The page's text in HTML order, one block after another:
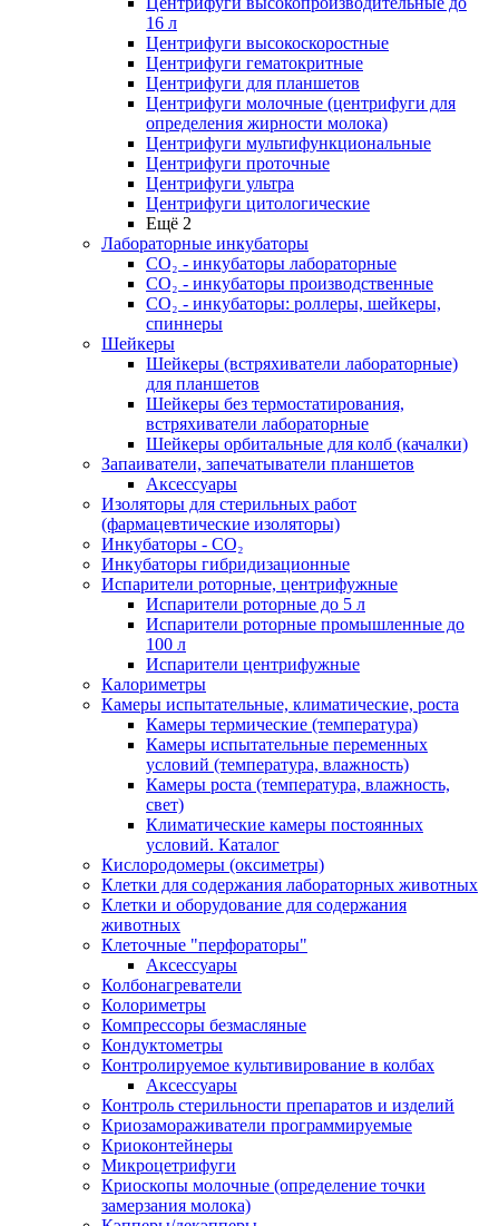
16 л
Центрифуги высокоскоростные
Центрифуги гематокритные
Центрифуги для планшетов
Центрифуги молочные (центрифуги для
определения жирности молока)
Центрифуги мультифункциональные
Центрифуги проточные
Центрифуги ультра
Центрифуги цитологические
Ещё 2
Лабораторные инкубаторы
СО₂ - инкубаторы лабораторные
СО₂ - инкубаторы производственные
СО₂ - инкубаторы: роллеры, шейкеры,
спиннеры
Шейкеры
Шейкеры (встряхиватели лабораторные)
для планшетов
Шейкеры без термостатирования,
встряхиватели лабораторные
Шейкеры орбитальные для колб (качалки)
Запаиватели, запечатыватели планшетов
Аксессуары
Изоляторы для стерильных работ
(фармацевтические изоляторы)
Инкубаторы - CO₂
Инкубаторы гибридизационные
Испарители роторные, центрифужные
Испарители роторные до 5 л
Испарители роторные промышленные до
100 л
Испарители центрифужные
Калориметры
Камеры испытательные, климатические, роста
Камеры термические (температура)
Камеры испытательные переменных
условий (температура, влажность)
Камеры роста (температура, влажность,
свет)
Климатические камеры постоянных
условий. Каталог
Кислородомеры (оксиметры)
Клетки для содержания лабораторных животных
Клетки и оборудование для содержания
животных
Клеточные "перфораторы"
Аксессуары
Колбонагреватели
Колориметры
Компрессоры безмасляные
Кондуктометры
Контролируемое культивирование в колбах
Аксессуары
Контроль стерильности препаратов и изделий
Криозамораживатели программируемые
Криоконтейнеры
Микроцетрифуги
Криоскопы молочные (определение точки
замерзания молока)